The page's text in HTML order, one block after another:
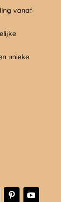
vanaf
unieke